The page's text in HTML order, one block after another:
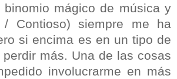
binomio mágico de música y
/ Contioso) siempre me ha
si encima es en un tipo de
más. Una de las cosas
involucrarme en más